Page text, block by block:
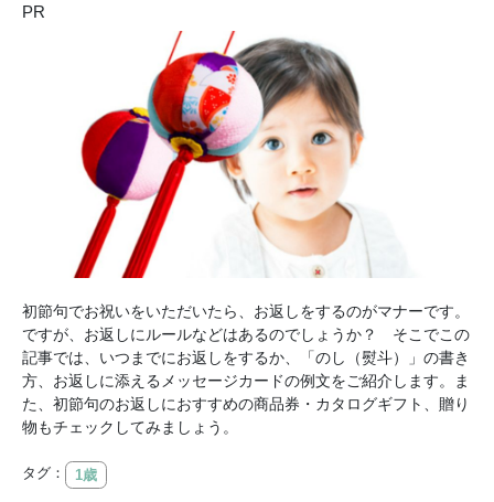
PR
初節句でお祝いをいただいたら、お返しをするのがマナーです。
ですが、お返しにルールなどはあるのでしょうか？ そこでこの
記事では、いつまでにお返しをするか、「のし（熨斗）」の書き
方、お返しに添えるメッセージカードの例文をご紹介します。ま
た、初節句のお返しにおすすめの商品券・カタログギフト、贈り
物もチェックしてみましょう。
タグ： 1歳